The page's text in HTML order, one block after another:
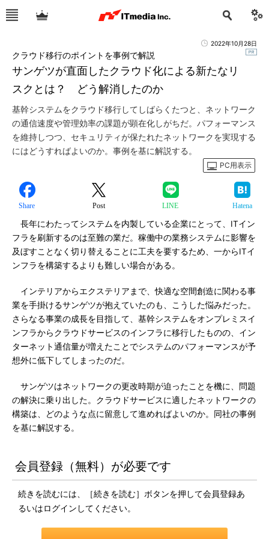
2022年10月28日
サンゲツが直面したクラウド化による新たなリ
スクとは？ どう解消したのか
クラウド移行のポイントを事例で解説
基幹システムをクラウド移行してしばらくたつと、ネットワーク
の通信速度や管理効率の課題が顕在化しがちだ。パフォーマンス
を維持しつつ、セキュリティが保たれたネットワークを実現する
にはどうすればよいのか。事例を基に解説する。
PC用表示
Share Post LINE Hatena
長年にわたってシステムを内製している企業にとって、ITイン
フラを刷新するのは至難の業だ。稼働中の業務システムに影響を
及ぼすことなく切り替えることに工夫を要するため、一からITイ
ンフラを構築するよりも難しい場合がある。
インテリアからエクステリアまで、快適な空間創造に関わる事
業を手掛けるサンゲツが抱えていたのも、こうした悩みだった。
さらなる事業の成長を目指して、基幹システムをオンプレミスイ
ンフラからクラウドサービスのインフラに移行したものの、イン
ターネット通信量が増えたことでシステムのパフォーマンスが予
想外に低下してしまったのだ。
サンゲツはネットワークの更改時期が迫ったことを機に、問題
の解決に乗り出した。クラウドサービスに適したネットワークの
構築は、どのような点に留意して進めればよいのか。同社の事例
を基に解説する。
会員登録（無料）が必要です
続きを読むには、［続きを読む］ボタンを押して会員登録あ
るいはログインしてください。